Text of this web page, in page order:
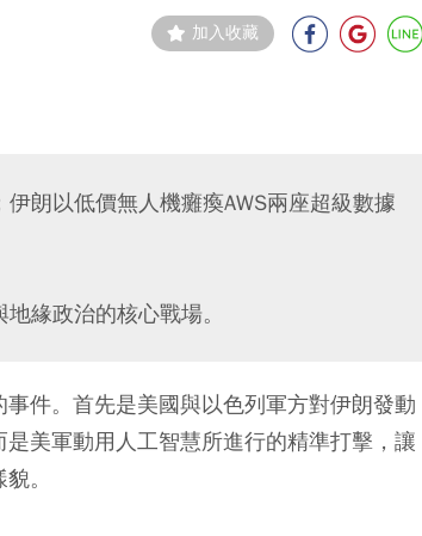
加入收藏
朗以低價無人機癱瘓AWS兩座超級數據
緣政治的核心戰場。
件。首先是美國與以色列軍方對伊朗發動
美軍動用人工智慧所進行的精準打擊，讓
。